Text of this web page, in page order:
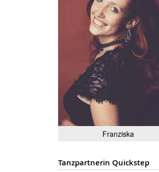
Franziska
Tanzpartnerin Quickstep